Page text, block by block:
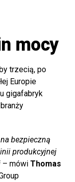
mocy
trzecią, po
Europie
gigafabryk
bezpieczną
produkcyjnej
– mówi Thomas